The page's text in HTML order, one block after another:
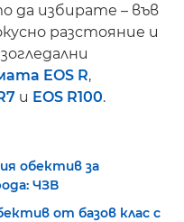
да избирате – във
разстояние и
EOS R,
и EOS R100.
обектив за
ЧЗВ
от базов клас с